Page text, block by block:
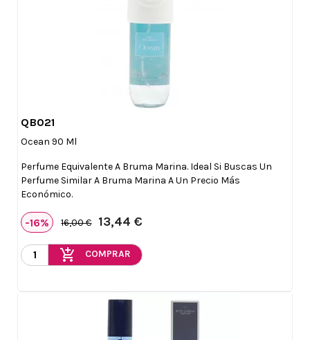
QB021
Ocean 90 Ml
Perfume Equivalente A Bruma Marina. Ideal Si Buscas Un
Perfume Similar A Bruma Marina A Un Precio Más
Económico.
-16% 16,00 € 13,44 €
add_shopping_cart COMPRAR